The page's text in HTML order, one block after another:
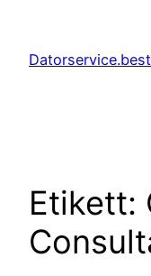
innehåll
Datorservice.best
Etikett: